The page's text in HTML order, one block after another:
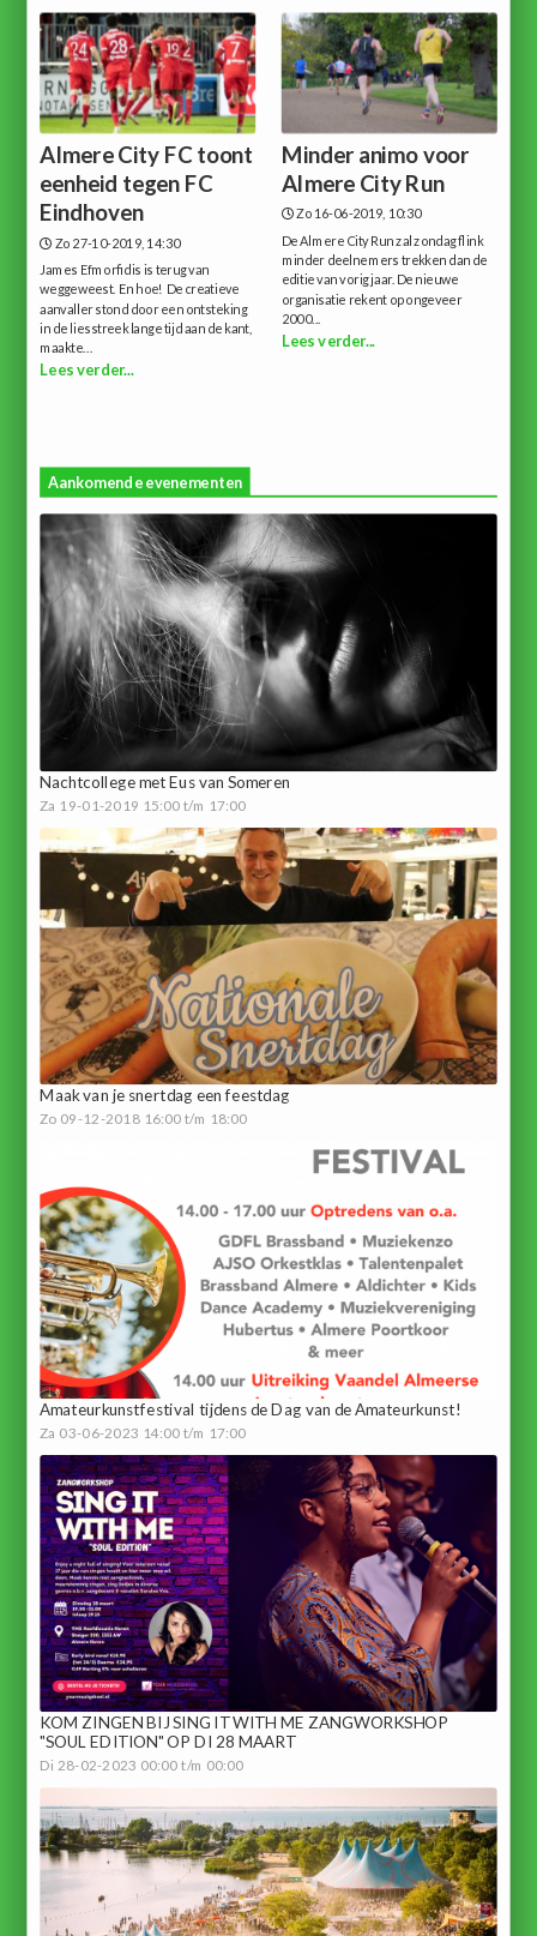
Almere City FC toont
eenheid tegen FC
Eindhoven
Zo 27-10-2019, 14:30
James Efmorfidis is terug van
weggeweest. En hoe! De creatieve
aanvaller stond door een ontsteking
in de liesstreek lange tijd aan de kant,
maakte...
Lees verder...
Minder animo voor
Almere City Run
Zo 16-06-2019, 10:30
De Almere City Run zal zondag flink
minder deelnemers trekken dan de
editie van vorig jaar. De nieuwe
organisatie rekent op ongeveer
2000...
Lees verder...
Aankomende evenementen
Nachtcollege met Eus van Someren
Za 19-01-2019 15:00 t/m 17:00
Maak van je snertdag een feestdag
Zo 09-12-2018 16:00 t/m 18:00
Amateurkunstfestival tijdens de Dag van de Amateurkunst!
Za 03-06-2023 14:00 t/m 17:00
KOM ZINGEN BIJ SING IT WITH ME ZANGWORKSHOP
"SOUL EDITION" OP DI 28 MAART
Di 28-02-2023 00:00 t/m 00:00